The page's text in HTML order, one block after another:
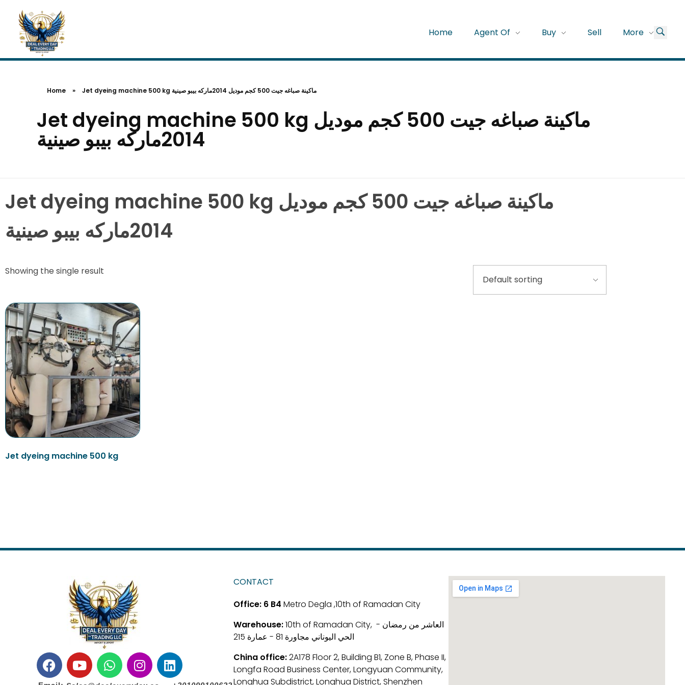
Home Agent Of Buy Sell More
Home » Jet dyeing machine 500 kg ماكينة صباغه جيت 500 كجم موديل 2014ماركه بيبو صينية
Jet dyeing machine 500 kg ماكينة صباغه جيت 500 كجم موديل
2014ماركه بيبو صينية
Jet dyeing machine 500 kg ماكينة صباغه جيت 500 كجم موديل
2014ماركه بيبو صينية
Showing the single result
Jet dyeing machine 500 kg
CONTACT
Office: 6 B4 Metro Degla ,10th of Ramadan City
Warehouse:10th of Ramadan City, العاشر من رمضان -
الحي اليوناني مجاورة 81 - عمارة 215
China office:2A178 Floor 2, Building B1, Zone B, Phase II,
Longfa Road Business Center, Longyuan Community,
Longhua Subdistrict, Longhua District, Shenzhen